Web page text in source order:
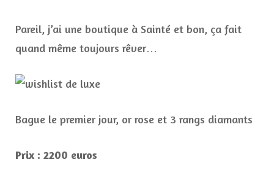
Pareil, j’ai une boutique à Sainté et bon, ça fait
quand même toujours rêver…
Bague le premier jour, or rose et 3 rangs diamants
Prix : 2200 euros